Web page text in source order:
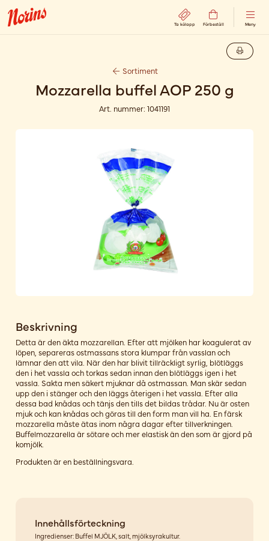
Ta kölapp Förbeställ Meny
Sortiment
Mozzarella buffel AOP 250 g
Art. nummer: 1041191
Beskrivning
Detta är den äkta mozzarellan. Efter att mjölken har koagulerat av
löpen, separeras ostmassans stora klumpar från vasslan och
lämnar den att vila. När den har blivit tillräckligt syrlig, blötläggs
den i het vassla och torkas sedan innan den blötläggs igen i het
vassla. Sakta men säkert mjuknar då ostmassan. Man skär sedan
upp den i stänger och den läggs återigen i het vassla. Efter alla
dessa bad knådas och tänjs den tills det bildas trådar. Nu är osten
mjuk och kan knådas och göras till den form man vill ha. En färsk
mozzarella måste ätas inom några dagar efter tillverkningen.
Buffelmozzarella är sötare och mer elastisk än den som är gjord på
komjölk.
Produkten är en beställningsvara.
Innehållsförteckning
Ingredienser: Buffel MJÖLK, salt, mjölksyrakultur.